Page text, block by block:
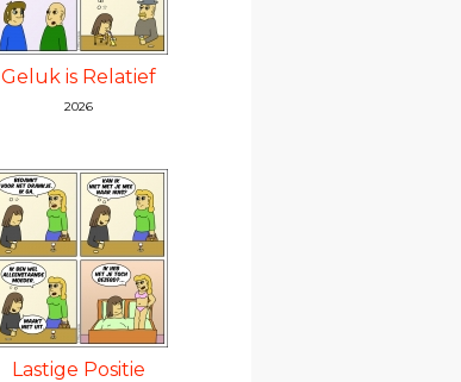
Geluk is Relatief
2026
Lastige Positie